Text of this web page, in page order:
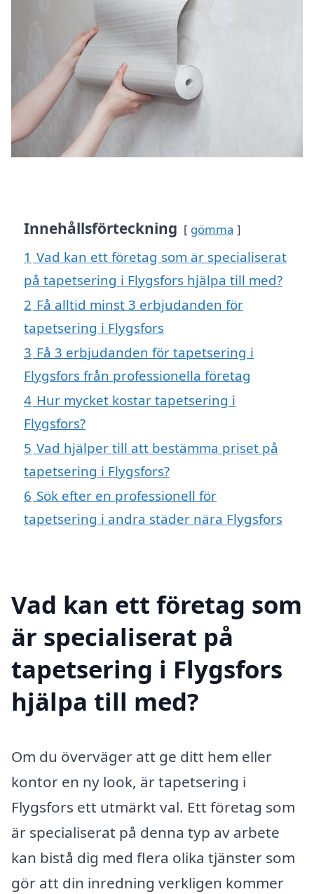
Innehållsförteckning gömma
1 Vad kan ett företag som är specialiserat
på tapetsering i Flygsfors hjälpa till med?
2 Få alltid minst 3 erbjudanden för
tapetsering i Flygsfors
3 Få 3 erbjudanden för tapetsering i
Flygsfors från professionella företag
4 Hur mycket kostar tapetsering i
Flygsfors?
5 Vad hjälper till att bestämma priset på
tapetsering i Flygsfors?
6 Sök efter en professionell för
tapetsering i andra städer nära Flygsfors
Vad kan ett företag som
är specialiserat på
tapetsering i Flygsfors
hjälpa till med?
Om du överväger att ge ditt hem eller
kontor en ny look, är tapetsering i
Flygsfors ett utmärkt val. Ett företag som
är specialiserat på denna typ av arbete
kan bistå dig med flera olika tjänster som
gör att din inredning verkligen kommer